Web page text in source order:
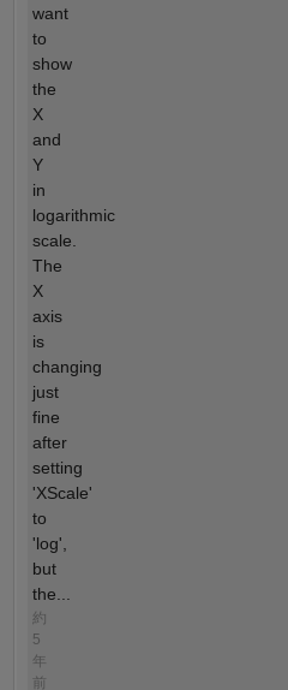
want
to
show
the
X
and
Y
in
logarithmic
scale.
The
X
axis
is
changing
just
fine
after
setting
'XScale'
to
'log',
but
the...
約
5
年
前